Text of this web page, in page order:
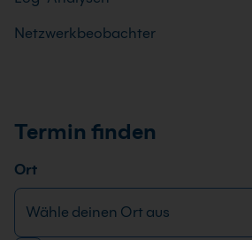
Netzwerkbeobachter
Termin finden
Ort